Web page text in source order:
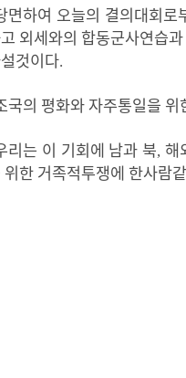
면하여 오늘의 결의대회로
외세와의 합동군사연습
것이다.
국의 평화와 자주통일을 위
리는 이 기회에 남과 북,해
위한 거족적투쟁에 한사람